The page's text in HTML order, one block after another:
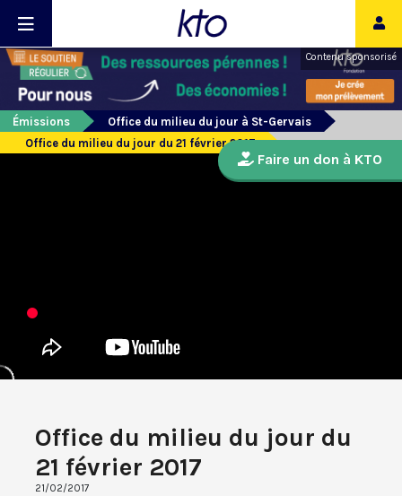
Contenu sponsorisé
Émissions
Office du milieu du jour à St-Gervais
Office du milieu du jour du 21 février 2017
Office du milieu du jour du
21 février 2017
21/02/2017
Faire un don à KTO